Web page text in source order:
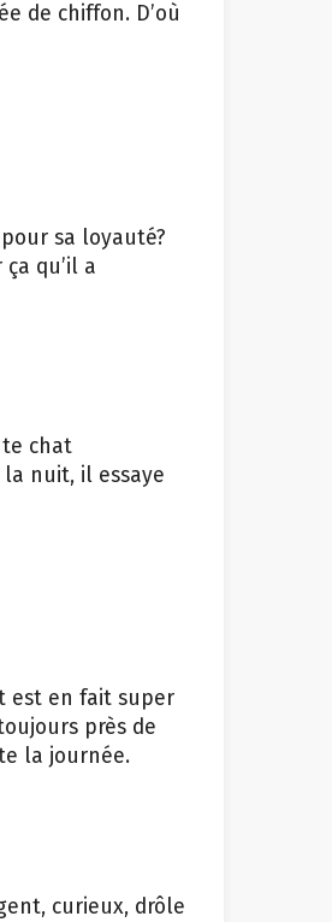
de chiffon. D’où
sa loyauté?
qu’il a
te chat
nuit, il essaye
est en fait super
près de
la journée.
curieux, drôle